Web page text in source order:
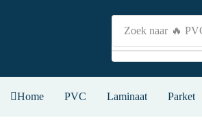
Zoek naar 🔥
Home PVC Laminaat Parket